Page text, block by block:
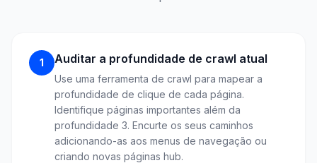
1 Auditar a profundidade de crawl atual
Use uma ferramenta de crawl para mapear a
profundidade de clique de cada página.
Identifique páginas importantes além da
profundidade 3. Encurte os seus caminhos
adicionando-as aos menus de navegação ou
criando novas páginas hub.